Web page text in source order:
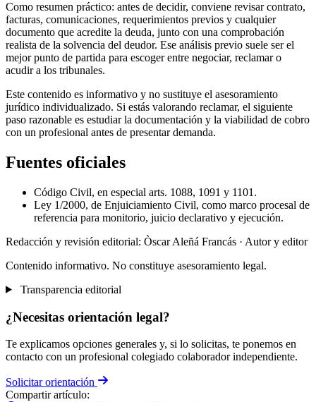
Como resumen práctico: antes de decidir, conviene revisar contrato,
facturas, comunicaciones, requerimientos previos y cualquier
documento que acredite la deuda, junto con una comprobación
realista de la solvencia del deudor. Ese análisis previo suele ser el
mejor punto de partida para escoger entre negociar, reclamar o
acudir a los tribunales.
Este contenido es informativo y no sustituye el asesoramiento
jurídico individualizado. Si estás valorando reclamar, el siguiente
paso razonable es estudiar la documentación y la viabilidad de cobro
con un profesional antes de presentar demanda.
Fuentes oficiales
Código Civil, en especial arts. 1088, 1091 y 1101.
Ley 1/2000, de Enjuiciamiento Civil, como marco procesal de
referencia para monitorio, juicio declarativo y ejecución.
Redacción y revisión editorial: Òscar Aleñá Francás · Autor y editor
Contenido informativo. No constituye asesoramiento legal.
Transparencia editorial
¿Necesitas orientación legal?
Te explicamos opciones generales y, si lo solicitas, te ponemos en
contacto con un profesional colegiado colaborador independiente.
Solicitar orientación
Compartir artículo: